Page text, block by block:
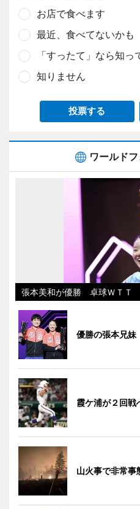
お店で食べます
最近、食べてないかも
「すったて」なら知っ
知りません
投票する
ワールド
張本美和が優勝 卓球ＷＴＴ
優勝の張本兄
霞ケ浦が２回
山火事で非常